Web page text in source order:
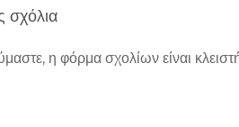
σχόλια
η φόρμα σχολίων είναι